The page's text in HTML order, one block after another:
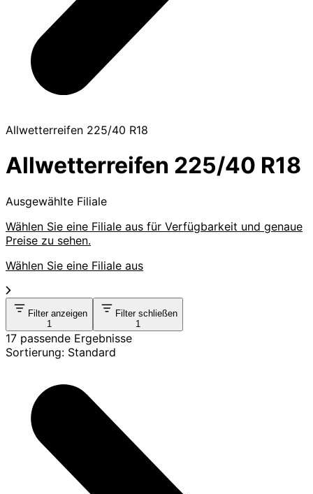
Allwetterreifen 225/40 R18
Allwetterreifen 225/40 R18
Ausgewählte Filiale
Wählen Sie eine Filiale aus für Verfügbarkeit und genaue
Preise zu sehen.
Wählen Sie eine Filiale aus
Filter anzeigen
1
Filter schließen
1
17 passende Ergebnisse
Sortierung: Standard